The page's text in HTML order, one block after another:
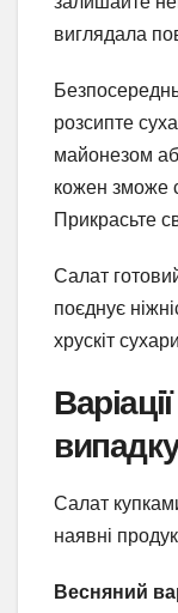
виглядала
розсипте
майонезом
кожен зможе
Прикрасьте
Салат
поєднує
хрускіт
Салат
наявні
Весняний